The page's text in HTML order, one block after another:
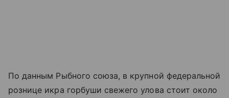
По данным Рыбного союза, в крупной федеральной
рознице икра горбуши свежего улова стоит около